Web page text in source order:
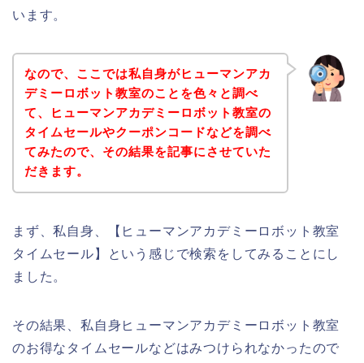
います。
なので、ここでは私自身がヒューマンアカ
デミーロボット教室のことを色々と調べ
て、ヒューマンアカデミーロボット教室の
タイムセールやクーポンコードなどを調べ
てみたので、その結果を記事にさせていた
だきます。
まず、私自身、【ヒューマンアカデミーロボット教室
タイムセール】という感じで検索をしてみることにし
ました。
その結果、私自身ヒューマンアカデミーロボット教室
のお得なタイムセールなどはみつけられなかったので